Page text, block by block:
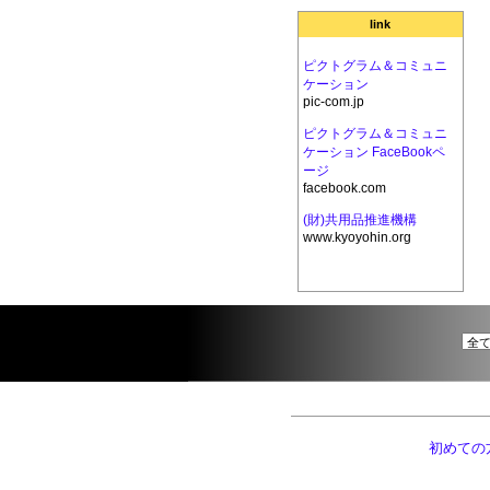
link
ピクトグラム＆コミュニ
ケーション
pic-com.jp
ピクトグラム＆コミュニ
ケーション FaceBookペ
ージ
facebook.com
(財)共用品推進機構
www.kyoyohin.org
初めての